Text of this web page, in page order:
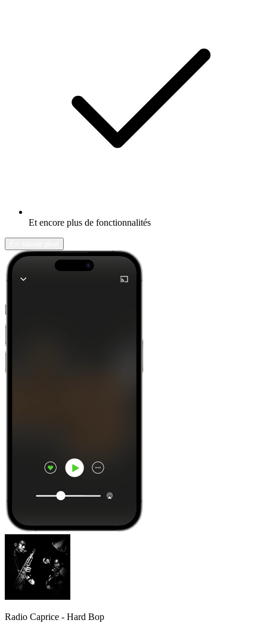
Et encore plus de fonctionnalités
Radio Caprice - Hard Bop